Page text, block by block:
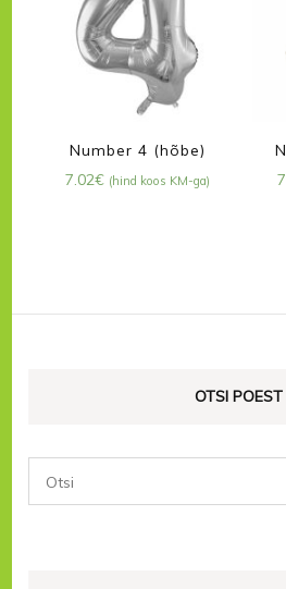
Number 4 (hõbe)
7.02€ (hind koos KM-ga)
OTSI POEST